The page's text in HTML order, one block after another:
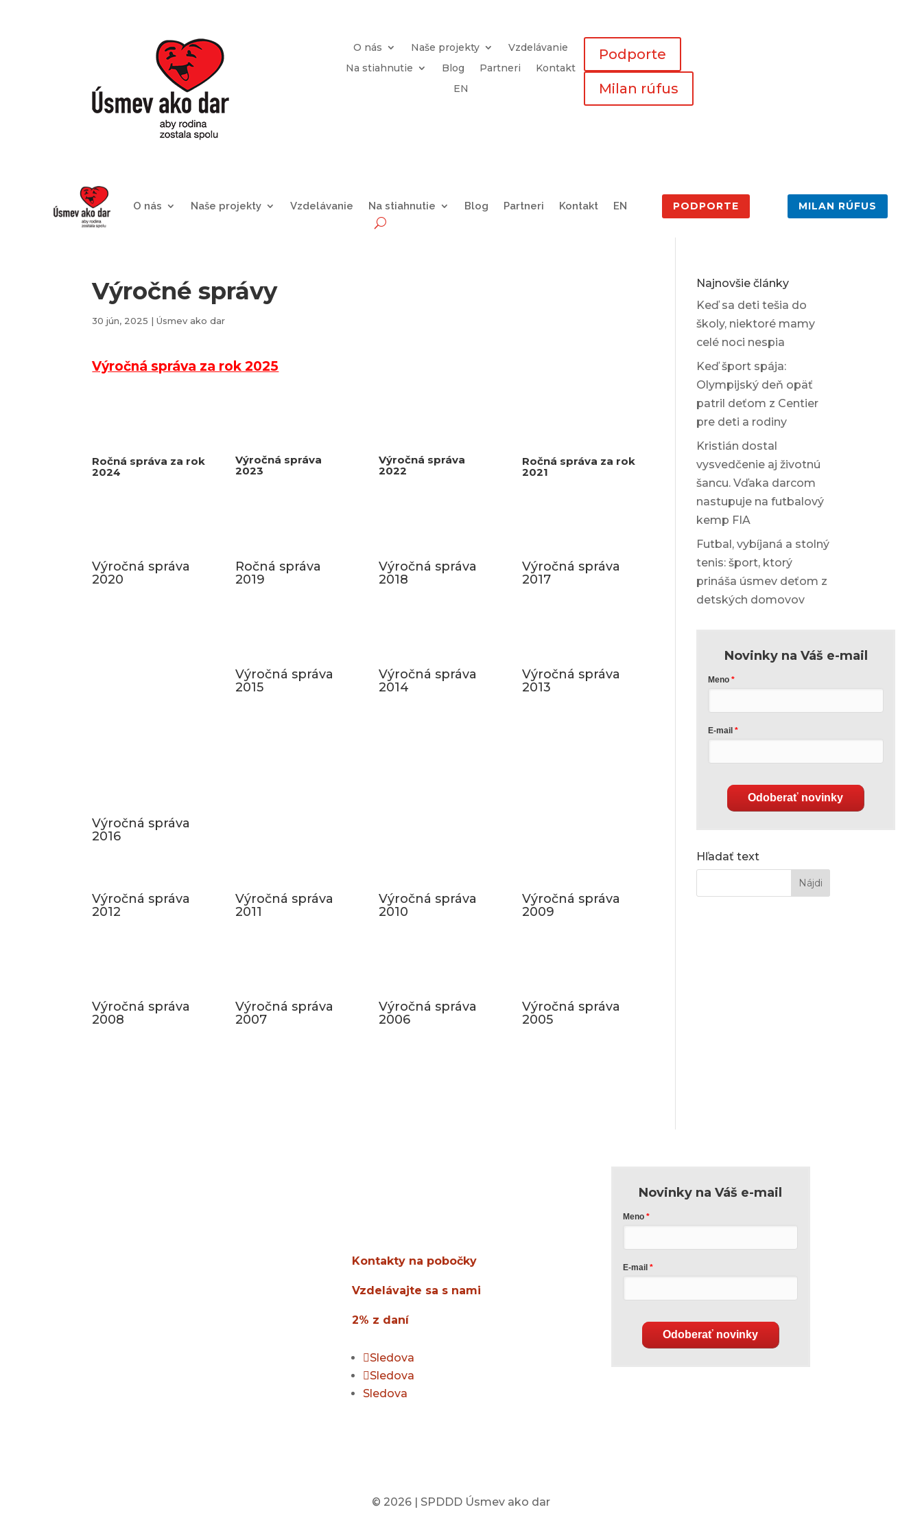
O nás Naše projekty
Vzdelávanie
Na stiahnutie
Blog Partneri
Kontakt
EN
Podporte
Milan rúfus
O nás Naše projekty Vzdelávanie Na stiahnutie Blog Partneri Kontakt EN PODPORTE MILAN RÚFUS
Výročné správy
30 jún, 2025 |Úsmev ako dar
Výročná správa za rok 2025
Ročná správa za rok
2024
Výročná správa
2023
Výročná správa
2022
Ročná správa za rok
2021
Výročná správa
2020
Ročná správa
2019
Výročná správa
2018
Výročná správa
2017
Výročná správa
2016
Výročná správa
2015
Výročná správa
2014
Výročná správa
2013
Výročná správa
2012
Výročná správa
2011
Výročná správa
2010
Výročná správa
2009
Výročná správa
2008
Výročná správa
2007
Výročná správa
2006
Výročná správa
2005
Najnovšie články
Keď sa deti tešia do
školy, niektoré mamy
celé noci nespia
Keď šport spája:
Olympijský deň opäť
patril deťom z Centier
pre deti a rodiny
Kristián dostal
vysvedčenie aj životnú
šancu. Vďaka darcom
nastupuje na futbalový
kemp FIA
Futbal, vybíjaná a stolný
tenis: šport, ktorý
prináša úsmev deťom z
detských domovov
Novinky na Váš e-mail
Meno
E-mail
Odoberať novinky
Hľadať text
Kontakty na pobočky
Vzdelávajte sa s nami
2% z daní
Sledova
Sledova
Sledova
Novinky na Váš e-mail
Meno
E-mail
Odoberať novinky
© 2026 | SPDDD Úsmev ako dar